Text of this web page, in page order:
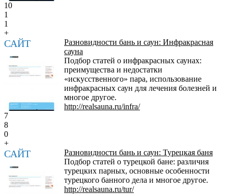
10
1
1
+
САЙТ
Разновидности бань и саун: Инфракрасная
сауна
Подбор статей о инфракрасных саунах:
преимущества и недостатки
«искусственного» пара, использование
инфракрасных саун для лечения болезней и
многое другое.
http://realsauna.ru/infra/
7
8
0
+
САЙТ
Разновидности бань и саун: Турецкая баня
Подбор статей о турецкой бане: различия
турецких парных, основные особенности
турецкого банного дела и многое другое.
http://realsauna.ru/tur/